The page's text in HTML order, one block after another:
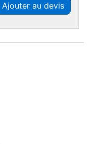
Ajouter au devis